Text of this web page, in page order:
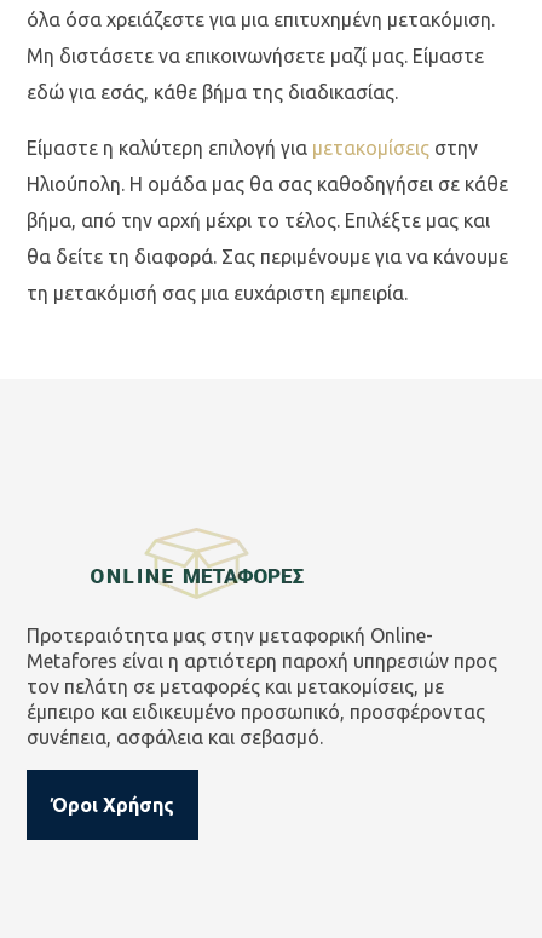
όλα όσα χρειάζεστε για μια επιτυχημένη μετακόμιση.
Μη διστάσετε να επικοινωνήσετε μαζί μας. Είμαστε
εδώ για εσάς, κάθε βήμα της διαδικασίας.
Είμαστε η καλύτερη επιλογή για μετακομίσεις στην
Ηλιούπολη. Η ομάδα μας θα σας καθοδηγήσει σε κάθε
βήμα, από την αρχή μέχρι το τέλος. Επιλέξτε μας και
θα δείτε τη διαφορά. Σας περιμένουμε για να κάνουμε
τη μετακόμισή σας μια ευχάριστη εμπειρία.
Προτεραιότητα μας στην μεταφορική Online-
Metafores είναι η αρτιότερη παροχή υπηρεσιών προς
τον πελάτη σε μεταφορές και μετακομίσεις, με
έμπειρο και ειδικευμένο προσωπικό, προσφέροντας
συνέπεια, ασφάλεια και σεβασμό.
Όροι Χρήσης